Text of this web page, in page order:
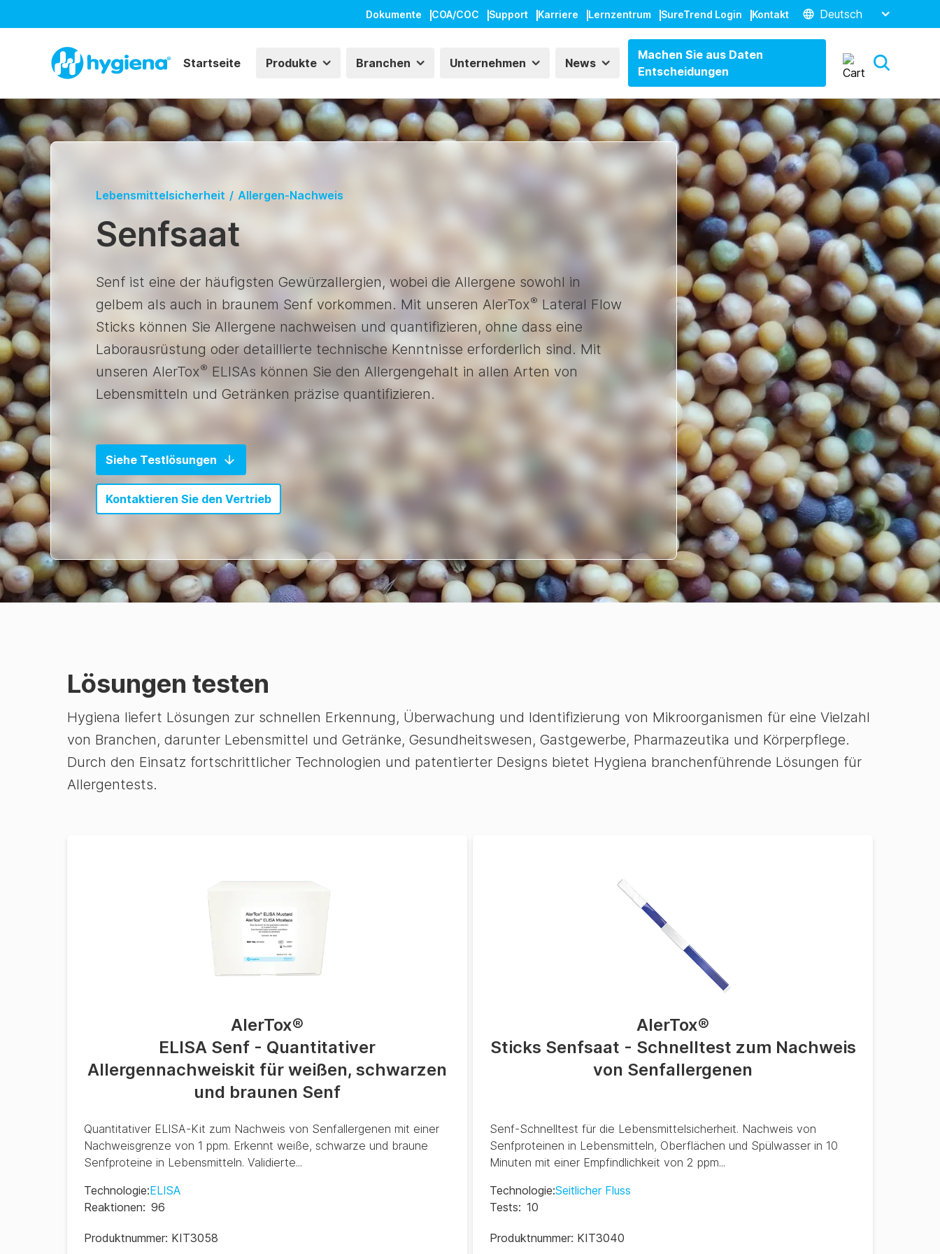
Dokumente COA/COC Support Karriere Lernzentrum SureTrend Login Kontakt Deutsch
Startseite Produkte Branchen Unternehmen News
Machen Sie aus Daten
Entscheidungen
Lebensmittelsicherheit / Allergen-Nachweis
Senfsaat
Senf ist eine der häufigsten Gewürzallergien, wobei die Allergene sowohl in
gelbem als auch in braunem Senf vorkommen. Mit unseren AlerTox® Lateral Flow
Sticks können Sie Allergene nachweisen und quantifizieren, ohne dass eine
Laborausrüstung oder detaillierte technische Kenntnisse erforderlich sind. Mit
unseren AlerTox® ELISAs können Sie den Allergengehalt in allen Arten von
Lebensmitteln und Getränken präzise quantifizieren.
Siehe Testlösungen
Kontaktieren Sie den Vertrieb
Lösungen testen
Hygiena liefert Lösungen zur schnellen Erkennung, Überwachung und Identifizierung von Mikroorganismen für eine Vielzahl
von Branchen, darunter Lebensmittel und Getränke, Gesundheitswesen, Gastgewerbe, Pharmazeutika und Körperpflege.
Durch den Einsatz fortschrittlicher Technologien und patentierter Designs bietet Hygiena branchenführende Lösungen für
Allergentests.
AlerTox®
ELISA Senf - Quantitativer
Allergennachweiskit für weißen, schwarzen
und braunen Senf
Quantitativer ELISA-Kit zum Nachweis von Senfallergenen mit einer
Nachweisgrenze von 1 ppm. Erkennt weiße, schwarze und braune
Senfproteine in Lebensmitteln. Validierte...
Technologie:ELISA
Reaktionen: 96
Produktnummer: KIT3058
AlerTox®
Sticks Senfsaat - Schnelltest zum Nachweis
von Senfallergenen
Senf-Schnelltest für die Lebensmittelsicherheit. Nachweis von
Senfproteinen in Lebensmitteln, Oberflächen und Spülwasser in 10
Minuten mit einer Empfindlichkeit von 2 ppm...
Technologie:Seitlicher Fluss
Tests: 10
Produktnummer: KIT3040